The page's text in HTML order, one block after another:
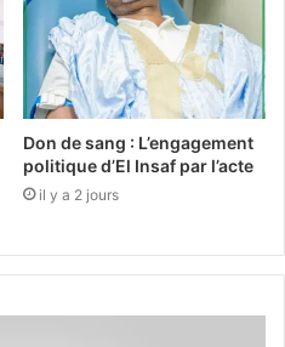
Don de sang : L’engagement
politique d’El Insaf par l’acte
il y a 2 jours